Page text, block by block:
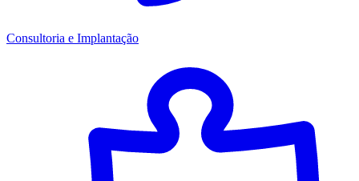
Consultoria e Implantação